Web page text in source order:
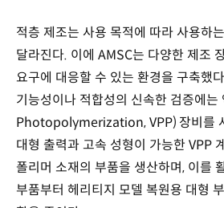
적층 제조는 사용 목적에 따라 사용하
달라진다. 이에 AMSC는 다양한 제조
요구에 대응할 수 있는 환경을 구축했
기능성이나 적합성의 신속한 검증에
Photopolymerization, VPP) 장비를
대형 출력과 고속 성형이 가능한 VPP
폴리머 소재의 부품을 생산하며, 이를
부품부터 헤리티지 모델 복원용 대형